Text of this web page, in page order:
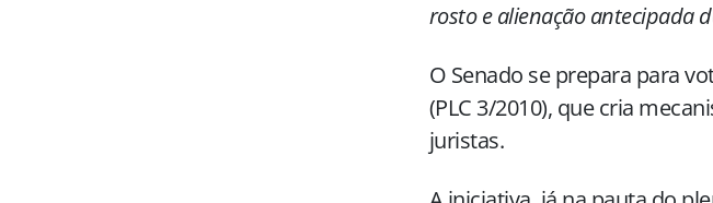
rosto e alienação antecipada
O Senado se prepara para
(PLC 3/2010), que cria
juristas.